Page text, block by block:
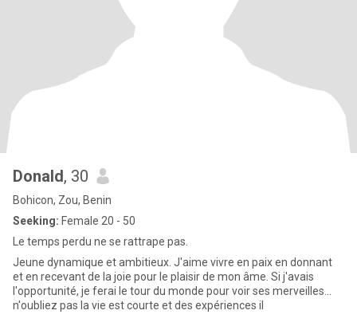
Donald, 30
Bohicon, Zou, Benin
Seeking: Female 20 - 50
Le temps perdu ne se rattrape pas.
Jeune dynamique et ambitieux. J'aime vivre en paix en donnant
et en recevant de la joie pour le plaisir de mon âme. Si j'avais
l'opportunité, je ferai le tour du monde pour voir ses merveilles...
n'oubliez pas la vie est courte et des expériences il